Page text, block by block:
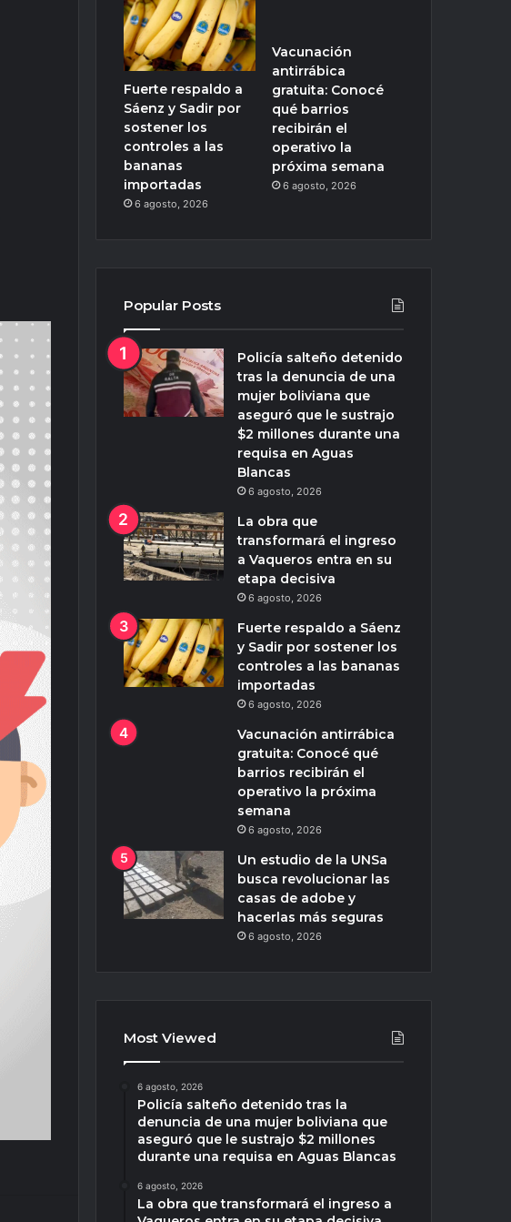
Fuerte respaldo a
Sáenz y Sadir por
sostener los
controles a las
bananas
importadas
6 agosto, 2026
Vacunación
antirrábica
gratuita: Conocé
qué barrios
recibirán el
operativo la
próxima semana
6 agosto, 2026
Popular Posts
Policía salteño detenido
tras la denuncia de una
mujer boliviana que
aseguró que le sustrajo
$2 millones durante una
requisa en Aguas
Blancas
6 agosto, 2026
La obra que
transformará el ingreso
a Vaqueros entra en su
etapa decisiva
6 agosto, 2026
Fuerte respaldo a Sáenz
y Sadir por sostener los
controles a las bananas
importadas
6 agosto, 2026
Vacunación antirrábica
gratuita: Conocé qué
barrios recibirán el
operativo la próxima
semana
6 agosto, 2026
Un estudio de la UNSa
busca revolucionar las
casas de adobe y
hacerlas más seguras
6 agosto, 2026
Most Viewed
6 agosto, 2026
Policía salteño detenido tras la
denuncia de una mujer boliviana que
aseguró que le sustrajo $2 millones
durante una requisa en Aguas Blancas
6 agosto, 2026
La obra que transformará el ingreso a